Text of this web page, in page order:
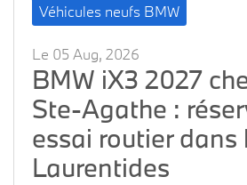
Véhicules neufs BMW
Le 05 Aug, 2026
BMW iX3 2027
Ste-Agathe :
essai routier dans
Laurentides